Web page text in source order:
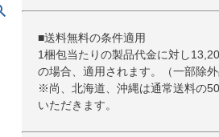
■送料無料の条件適用
1梱包当たりの製品代金に対し
の場合、適用されます。（一部除外
※尚、北海道、沖縄は通常送料の
いただきます。